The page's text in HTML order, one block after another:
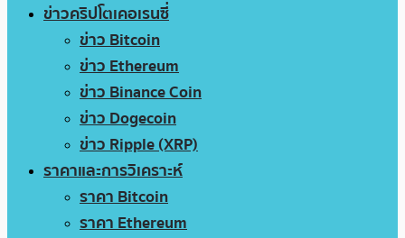
ข่าวคริปโตเคอเรนซี่
ข่าว Bitcoin
ข่าว Ethereum
ข่าว Binance Coin
ข่าว Dogecoin
ข่าว Ripple (XRP)
ราคาและการวิเคราะห์
ราคา Bitcoin
ราคา Ethereum